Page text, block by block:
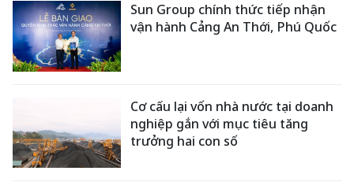
Sun Group chính thức tiếp nhận
vận hành Cảng An Thới, Phú Quốc
Cơ cấu lại vốn nhà nước tại doanh
nghiệp gắn với mục tiêu tăng
trưởng hai con số